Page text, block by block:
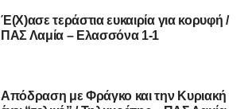
Έ(Χ)ασε τεράστια ευκαιρία για κορυφή /
ΠΑΣ Λαμία – Ελασσόνα 1-1
Απόδραση με Φράγκο και την Κυριακή